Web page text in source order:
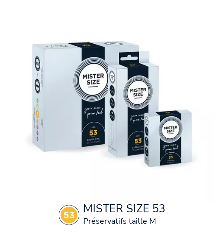
MISTER SIZE 53
Préservatifs taille M